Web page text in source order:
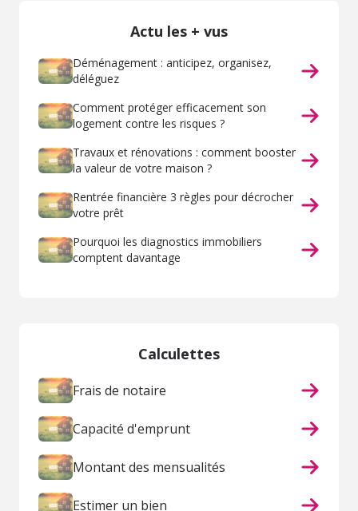
Actu les + vus
Déménagement : anticipez, organisez,
déléguez
Comment protéger efficacement son
logement contre les risques ?
Travaux et rénovations : comment booster
la valeur de votre maison ?
Rentrée financière 3 règles pour décrocher
votre prêt
Pourquoi les diagnostics immobiliers
comptent davantage
Calculettes
Frais de notaire
Capacité d'emprunt
Montant des mensualités
Estimer un bien